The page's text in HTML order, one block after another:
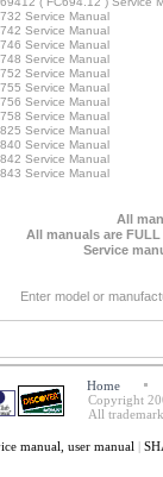
Service Manual
Service Manual
Service Manual
Service Manual
Service Manual
Service Manual
Service Manual
Service Manual
Service Manual
Service Manual
Service Manual
Service Manual
All
All manuals are
Service
Enter model or
Home
Copyright
All
manual, user manual |